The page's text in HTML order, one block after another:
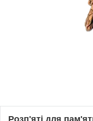
Розп'яті для